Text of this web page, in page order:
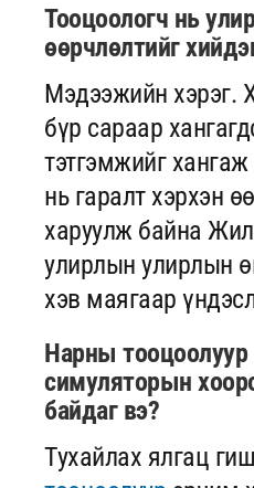
Тооцоологч нь
өөрчлөлтийг
Мэдээжийн хэрэг.
бүр сараар
тэтгэмжийг
нь гаралт хэрхэн
харуулж байна
улирлын улирлын
хэв маягаар
Нарны тооцоолуур
симуляторын
байдаг вэ?
Тухайлах ялгац